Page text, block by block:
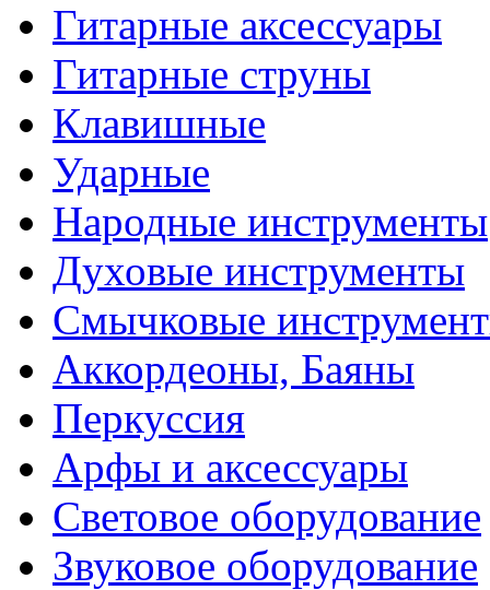
Гитарные аксессуары
Гитарные струны
Клавишные
Ударные
Народные инструменты
Духовые инструменты
Смычковые
Аккордеоны, Баяны
Перкуссия
Арфы и аксессуары
Световое оборудование
Звуковое оборудование